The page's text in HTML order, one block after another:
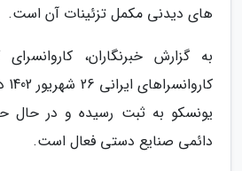
های دیدنی مکمل تزئینات آن است.
به گزارش خبرنگاران،
یونسکو به ثبت رسیده و در حال
دائمی صنایع دستی فعال است.